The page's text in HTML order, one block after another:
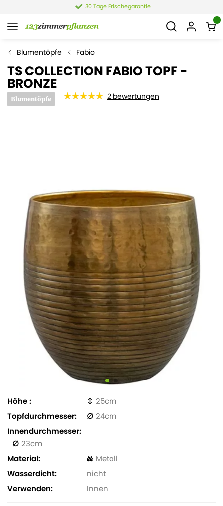
30 Tage Frischegarantie
Blumentöpfe Fabio
TS COLLECTION FABIO TOPF -
BRONZE
Blumentöpfe 2 bewertungen
Höhe
25
Topfdurchmesser
24
Innendurchmesser
23
Material
Metall
Wasserdicht
nicht
Verwenden
Innen